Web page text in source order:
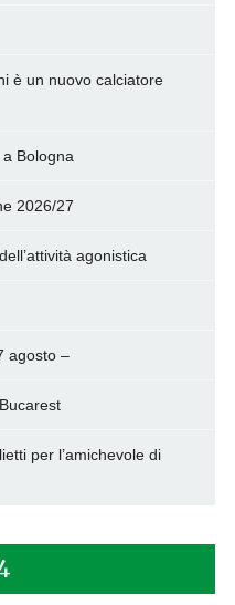
è un nuovo calciatore
Bologna
2026/27
agonistica
agosto –
per l’amichevole di